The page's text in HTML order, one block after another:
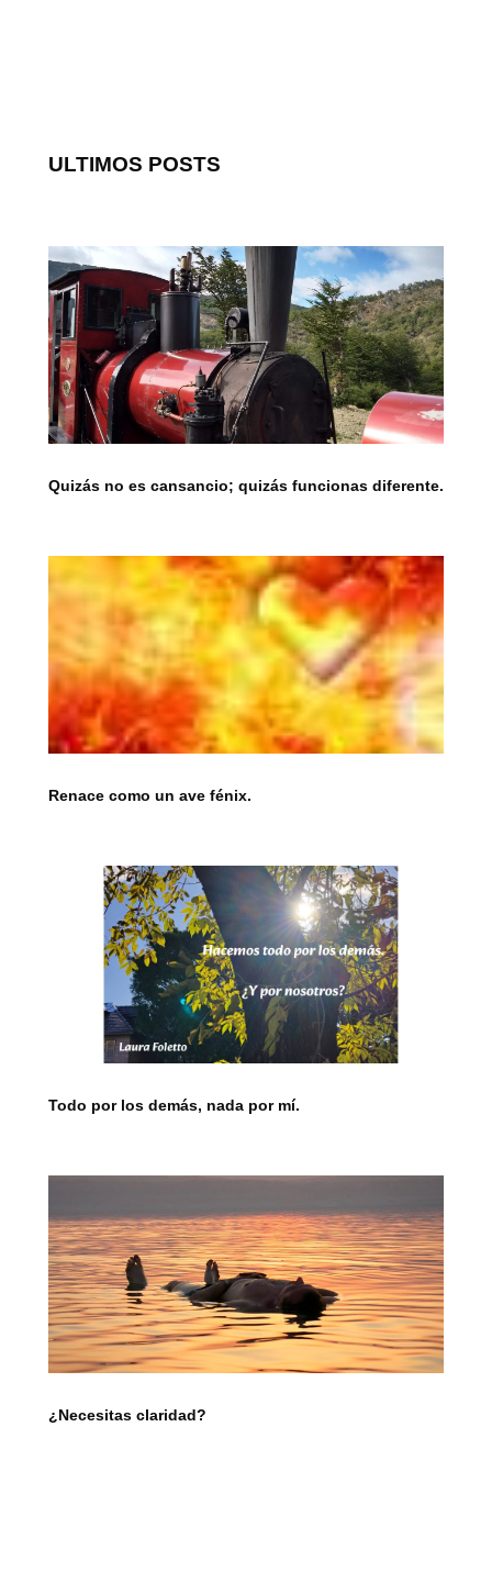
ULTIMOS POSTS
Quizás no es cansancio; quizás funcionas diferente.
Renace como un ave fénix.
Todo por los demás, nada por mí.
¿Necesitas claridad?